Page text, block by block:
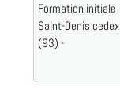
Formation initiale
Saint-Denis cedex
(93) -